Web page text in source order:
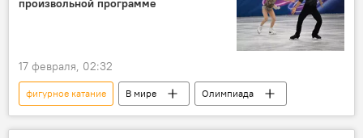
произвольной программе
17 февраля, 02:32
фигурное катание В мире Олимпиада